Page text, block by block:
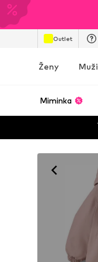
Outlet
Ženy Muži
Miminka